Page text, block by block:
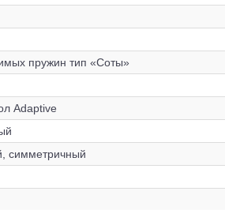
пружин тип «Соты»
Adaptive
симметричный